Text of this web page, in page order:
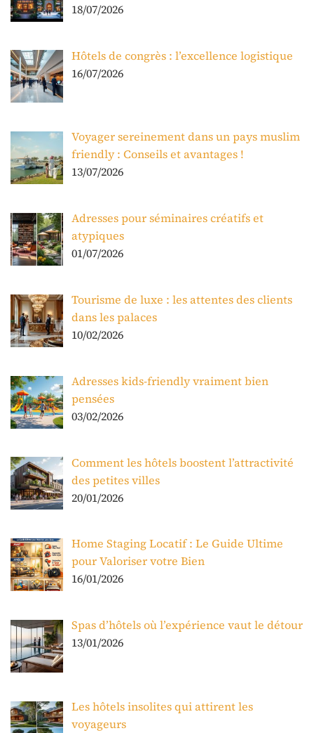
18/07/2026
Hôtels de congrès : l’excellence logistique
16/07/2026
Voyager sereinement dans un pays muslim
friendly : Conseils et avantages !
13/07/2026
Adresses pour séminaires créatifs et
atypiques
01/07/2026
Tourisme de luxe : les attentes des clients
dans les palaces
10/02/2026
Adresses kids-friendly vraiment bien
pensées
03/02/2026
Comment les hôtels boostent l’attractivité
des petites villes
20/01/2026
Home Staging Locatif : Le Guide Ultime
pour Valoriser votre Bien
16/01/2026
Spas d’hôtels où l’expérience vaut le détour
13/01/2026
Les hôtels insolites qui attirent les
voyageurs